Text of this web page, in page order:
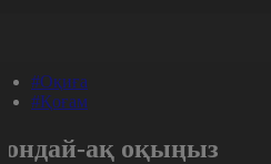
#Оқиға
#Қоғам
ақ оқыңыз